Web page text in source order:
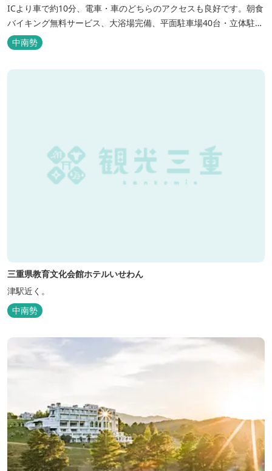
ICより車で約10分、電車・車のどちらのアクセスも良好です。朝食
バイキング無料サービス、大浴場完備、平面駐車場40台・立体駐車
場34台、全室Wi-Fi完備。ビジネスにも観光にもご利用頂ける快適
なホテルライフをご提供します。
中南勢
三重県教育文化会館ホテルいせわん
津駅近く。
中南勢